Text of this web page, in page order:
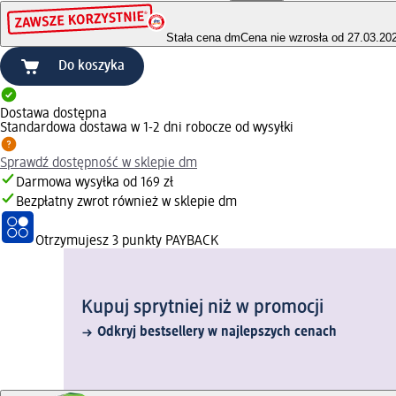
Stała cena dmCena nie wzrosła od
Do koszyka
Dostawa dostępna
Standardowa dostawa w 1-2 dni robocze od wysyłki
Sprawdź dostępność w sklepie dm
Darmowa wysyłka od 169 zł
Bezpłatny zwrot również w sklepie dm
Otrzymujesz 3 punkty PAYBACK
Kupuj sprytniej niż w promocji
Odkryj bestsellery w najlepszych cenach